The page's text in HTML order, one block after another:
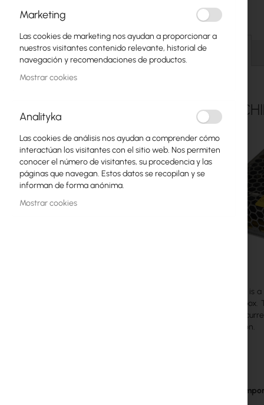
GPON
Cables LAN
Routers LAN
Licencias MikroTik
Monitoreo, Smart Home IoT
Dispositivos WiFi para Exterior
Saltar
al
comienzo
imágenes
LRS-150-12
assembly
maximum
consumption.
The most
Marketing
Las cookies de marketing nos ayudan a proporcionar a
nuestros visitantes contenido relevante, historial de
navegación y recomendaciones de productos.
Mostrar cookies
Analityka
Las cookies de análisis nos ayudan a comprender cómo
interactúan los visitantes con el sitio web. Nos permiten
conocer el número de visitantes, su procedencia y las
páginas que navegan. Estos datos se recopilan y se
informan de forma anónima.
Mostrar cookies